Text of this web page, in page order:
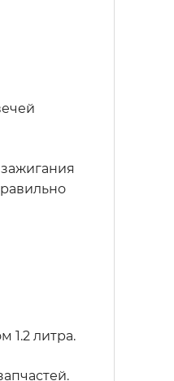
1.2 литра.